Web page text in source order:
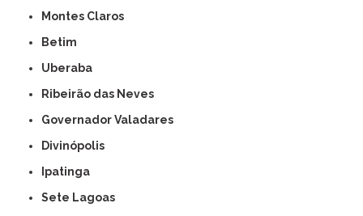
Montes Claros
Betim
Uberaba
Ribeirão das Neves
Governador Valadares
Divinópolis
Ipatinga
Sete Lagoas